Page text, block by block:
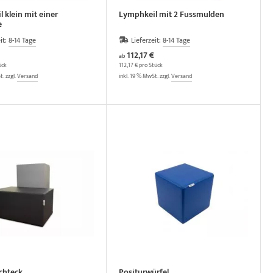
klein mit einer
8-14 Tage
zzgl.Versand
Lymphkeil mit 2 Fussmulden
Lieferzeit: 8-14 Tage
ab112,17 €
112,17 € pro Stück
inkl. 19 % MwSt. zzgl.Versand